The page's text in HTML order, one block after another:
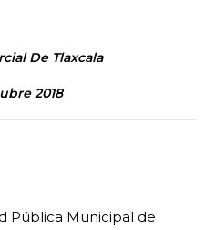
De Tlaxcala
2018
Pública Municipal de